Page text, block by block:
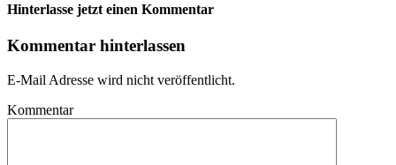
Hinterlasse jetzt einen Kommentar
Kommentar hinterlassen
E-Mail Adresse wird nicht veröffentlicht.
Kommentar